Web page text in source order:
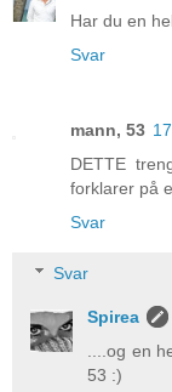
Har du en
Svar
mann, 53
DETTE
forklarer på
Svar
Svar
Spirea
....og en
53 :)